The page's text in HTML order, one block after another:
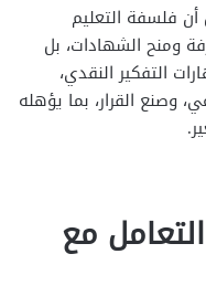
فلسفة التعليم
ومنح الشهادات، بل
التفكير النقدي،
وصنع القرار، بما يؤهله
مع